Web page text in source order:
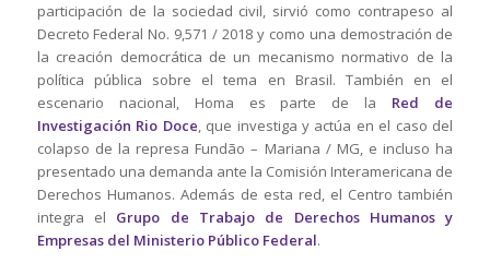
participación de la sociedad civil, sirvió como contrapeso al
Decreto Federal No. 9,571 / 2018 y como una demostración de
la creación democrática de un mecanismo normativo de la
política pública sobre el tema en Brasil. También en el
escenario nacional, Homa es parte de la Red de
Investigación Rio Doce, que investiga y actúa en el caso del
colapso de la represa Fundão – Mariana / MG, e incluso ha
presentado una demanda ante la Comisión Interamericana de
Derechos Humanos. Además de esta red, el Centro también
integra el Grupo de Trabajo de Derechos Humanos y
Empresas del Ministerio Público Federal.